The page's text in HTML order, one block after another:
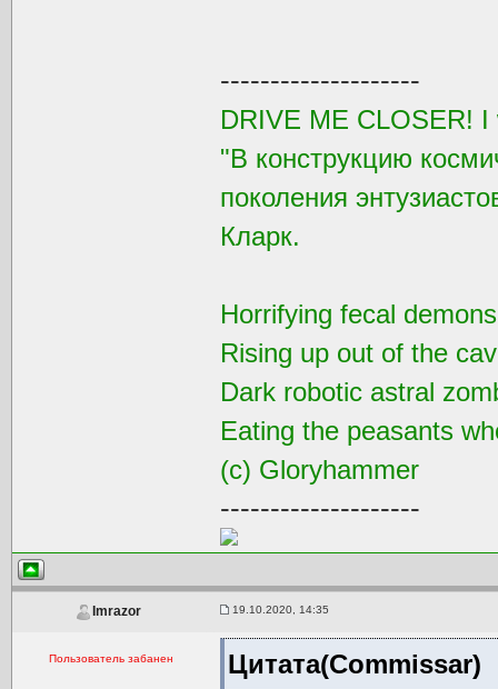
--------------------
DRIVE ME CLOSER!
"В конструкцию
поколения
Кларк.
Horrifying fecal demons
Rising up out of the
Dark robotic astral
Eating the peasants
(с) Gloryhammer
--------------------
Imrazor 19.10.2020, 14:35
Пользователь забанен Цитата(Commissar)